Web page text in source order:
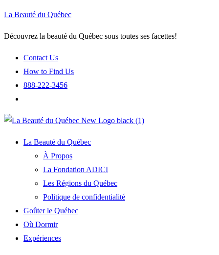
La Beauté du Québec
Découvrez la beauté du Québec sous toutes ses facettes!
Contact Us
How to Find Us
888-222-3456
La Beauté du Québec
À Propos
La Fondation ADICI
Les Régions du Québec
Politique de confidentialité
Goûter le Québec
Où Dormir
Expériences